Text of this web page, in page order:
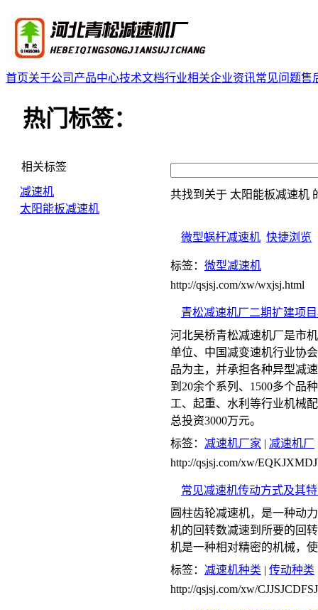
首页关于公司 产品中心技术文档行业相关企业资讯常见问题售
热门标签：
相关标签
减速机
太阳能板减速机
共找到关于 太阳能板减速机
微型蜗杆减速机 快捷浏览
标签： 微型减速机
http://qsjsj.com/xw/wxjsj.html
青松减速机厂二期扩建项
河北吴桥青松减速机厂是市
单位、中国减变速机行业协
品为主，并承担各种异型减
到20余个系列、1500多个品
工、起重、水利等行业机械
总投资3000万元。
标签： 减速机厂家 | 减速机厂
http://qsjsj.com/xw/
常见减速机传动方式及其
圆柱齿轮减速机，是一种动
机的回转数减速到所要的回
机是一种相对精密的机械，
标签： 减速机种类 | 传动种类
http://qsjsj.com/xw/